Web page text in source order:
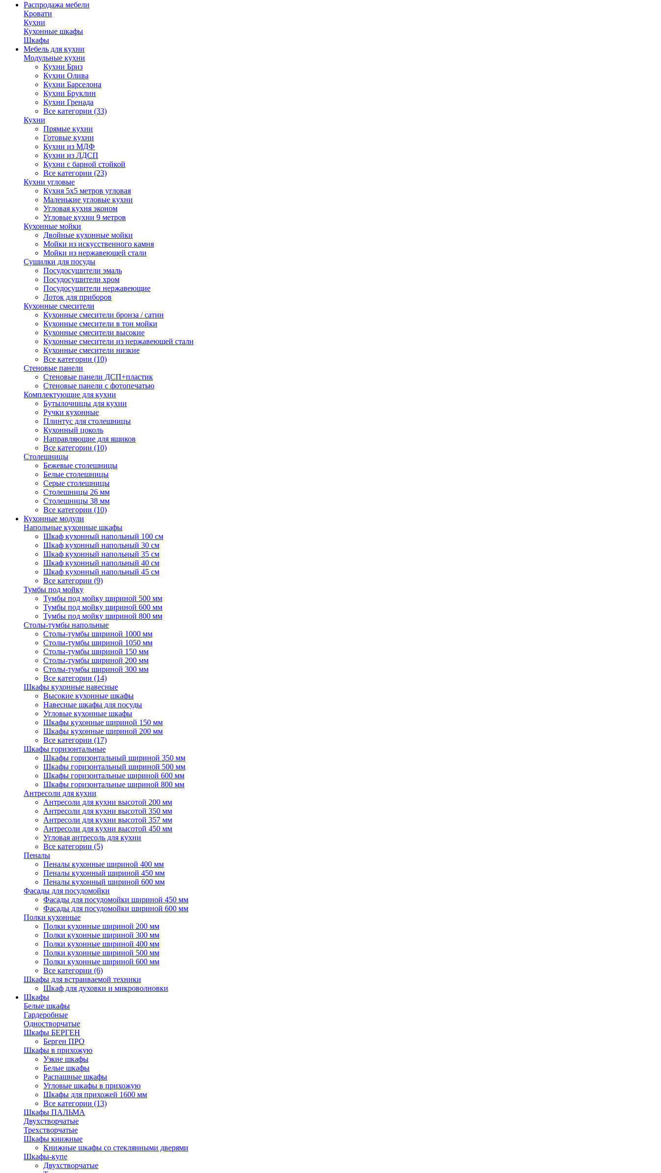
Распродажа мебели
Кровати
Кухни
Кухонные шкафы
Шкафы
Мебель для кухни
Модульные кухни
Кухни Бриз
Кухни Олива
Кухни Барселона
Кухни Бруклин
Кухни Гренада
Все категории (33)
Кухни
Прямые кухни
Готовые кухни
Кухни из МДФ
Кухни из ЛДСП
Кухни с барной стойкой
Все категории (23)
Кухни угловые
Кухня 5х5 метров угловая
Маленькие угловые кухни
Угловая кухня эконом
Угловые кухни 9 метров
Кухонные мойки
Двойные кухонные мойки
Мойки из искусственного камня
Мойки из нержавеющей стали
Сушилки для посуды
Посудосушители эмаль
Посудосушители хром
Посудосушители нержавеющие
Лоток для приборов
Кухонные смесители
Кухонные смесители бронза / сатин
Кухонные смесители в тон мойки
Кухонные смесители высокие
Кухонные смесители из нержавеющей стали
Кухонные смесители низкие
Все категории (10)
Стеновые панели
Стеновые панели ДСП+пластик
Стеновые панели с фотопечатью
Комплектующие для кухни
Бутылочницы для кухни
Ручки кухонные
Плинтус для столешницы
Кухонный цоколь
Направляющие для ящиков
Все категории (10)
Столешницы
Бежевые столешницы
Белые столешницы
Серые столешницы
Столешницы 26 мм
Столешницы 38 мм
Все категории (10)
Кухонные модули
Напольные кухонные шкафы
Шкаф кухонный напольный 100 см
Шкаф кухонный напольный 30 см
Шкаф кухонный напольный 35 см
Шкаф кухонный напольный 40 см
Шкаф кухонный напольный 45 см
Все категории (9)
Тумбы под мойку
Тумбы под мойку шириной 500 мм
Тумбы под мойку шириной 600 мм
Тумбы под мойку шириной 800 мм
Столы-тумбы напольные
Столы-тумбы шириной 1000 мм
Столы-тумбы шириной 1050 мм
Столы-тумбы шириной 150 мм
Столы-тумбы шириной 200 мм
Столы-тумбы шириной 300 мм
Все категории (14)
Шкафы кухонные навесные
Высокие кухонные шкафы
Навесные шкафы для посуды
Угловые кухонные шкафы
Шкафы кухонные шириной 150 мм
Шкафы кухонные шириной 200 мм
Все категории (17)
Шкафы горизонтальные
Шкафы горизонтальный шириной 350 мм
Шкафы горизонтальный шириной 500 мм
Шкафы горизонтальные шириной 600 мм
Шкафы горизонтальные шириной 800 мм
Антресоли для кухни
Антресоли для кухни высотой 200 мм
Антресоли для кухни высотой 350 мм
Антресоли для кухни высотой 357 мм
Антресоли для кухни высотой 450 мм
Угловая антресоль для кухни
Все категории (5)
Пеналы
Пеналы кухонные шириной 400 мм
Пеналы кухонный шириной 450 мм
Пеналы кухонный шириной 600 мм
Фасады для посудомойки
Фасады для посудомойки шириной 450 мм
Фасады для посудомойки шириной 600 мм
Полки кухонные
Полки кухонные шириной 200 мм
Полки кухонные шириной 300 мм
Полки кухонные шириной 400 мм
Полки кухонные шириной 500 мм
Полки кухонные шириной 600 мм
Все категории (6)
Шкафы для встраиваемой техники
Шкаф для духовки и микроволновки
Шкафы
Белые шкафы
Гардеробные
Одностворчатые
Шкафы БЕРГЕН
Берген ПРО
Шкафы в прихожую
Узкие шкафы
Белые шкафы
Распашные шкафы
Угловые шкафы в прихожую
Шкафы для прихожей 1600 мм
Все категории (13)
Шкафы ПАЛЬМА
Двухстворчатые
Трехстворчатые
Шкафы книжные
Книжные шкафы со стеклянными дверями
Шкафы-купе
Двухстворчатые